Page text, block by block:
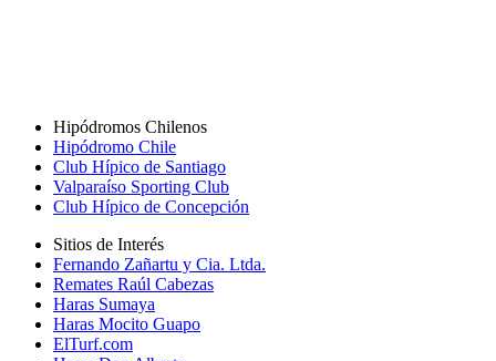
Hipódromos Chilenos
Hipódromo Chile
Club Hípico de Santiago
Valparaíso Sporting Club
Club Hípico de Concepción
Sitios de Interés
Fernando Zañartu y Cia. Ltda.
Remates Raúl Cabezas
Haras Sumaya
Haras Mocito Guapo
ElTurf.com